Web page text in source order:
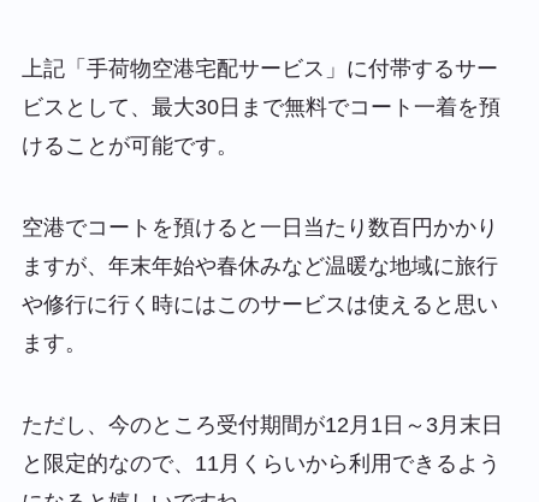
上記「手荷物空港宅配サービス」に付帯するサー
ビスとして、最大30日まで無料でコート一着を預
けることが可能です。
空港でコートを預けると一日当たり数百円かかり
ますが、年末年始や春休みなど温暖な地域に旅行
や修行に行く時にはこのサービスは使えると思い
ます。
ただし、今のところ受付期間が12月1日～3月末日
と限定的なので、11月くらいから利用できるよう